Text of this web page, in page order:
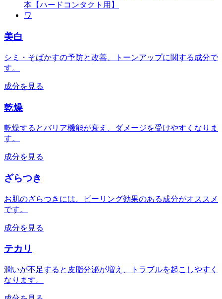
本【ハードコンタクト用】
ワ
美白
シミ・そばかすの予防と改善、トーンアップに関する成分で
す。
成分を見る
乾燥
乾燥するとバリア機能が衰え、ダメージを受けやすくなりま
す。
成分を見る
ざらつき
お肌のざらつきには、ピーリング効果のある成分がオススメ
です。
成分を見る
テカリ
潤いが不足すると皮脂分泌が増え、トラブルを起こしやすく
なります。